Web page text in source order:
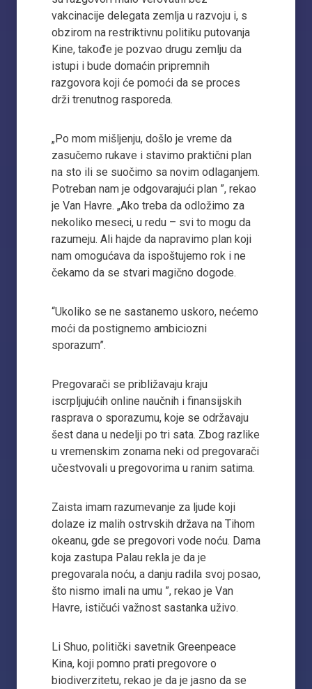
vakcinacije delegata zemlja u razvoju i, s
obzirom na restriktivnu politiku putovanja
Kine, takođe je pozvao drugu zemlju da
istupi i bude domaćin pripremnih
razgovora koji će pomoći da se proces
drži trenutnog rasporeda.
„Po mom mišljenju, došlo je vreme da
zasučemo rukave i stavimo praktični plan
na sto ili se suočimo sa novim odlaganjem.
Potreban nam je odgovarajući plan ”, rekao
je Van Havre. „Ako treba da odložimo za
nekoliko meseci, u redu – svi to mogu da
razumeju. Ali hajde da napravimo plan koji
nam omogućava da ispoštujemo rok i ne
čekamo da se stvari magično dogode.
“Ukoliko se ne sastanemo uskoro, nećemo
moći da postignemo ambiciozni
sporazum”.
Pregovarači se približavaju kraju
iscrpljujućih online naučnih i finansijskih
rasprava o sporazumu, koje se održavaju
šest dana u nedelji po tri sata. Zbog razlike
u vremenskim zonama neki od pregovarači
učestvovali u pregovorima u ranim satima.
Zaista imam razumevanje za ljude koji
dolaze iz malih ostrvskih država na Tihom
okeanu, gde se pregovori vode noću. Dama
koja zastupa Palau rekla je da je
pregovarala noću, a danju radila svoj posao,
što nismo imali na umu ”, rekao je Van
Havre, ističući važnost sastanka uživo.
Li Shuo, politički savetnik Greenpeace
Kina, koji pomno prati pregovore o
biodiverzitetu, rekao je da je jasno da se